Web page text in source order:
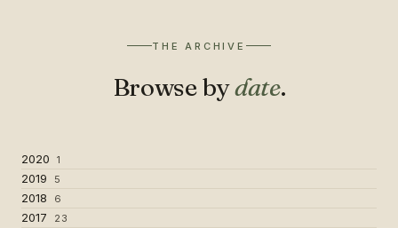
THE ARCHIVE
Browse bydate.
2020 1
2019 5
2018 6
2017 23